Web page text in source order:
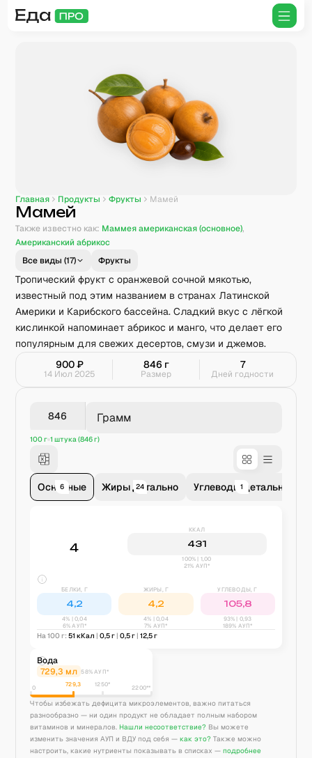
Главная Продукты Фрукты Мамей
Мамей
Также известно как: Маммея американская (основное),
Американский абрикос
Все виды (17) Фрукты
Тропический фрукт с оранжевой сочной мякотью,
известный под этим названием в странах Латинской
Америки и Карибского бассейна. Сладкий вкус с лёгкой
кислинкой напоминает абрикос и манго, что делает его
популярным для свежих десертов, смузи и джемов.
900₽
14 Июл 2025
846 г
Размер
7
Дней годности
Грамм
100 г 1 штука (846 г)
Основные
6 Жиры детально
24 Углеводы детально
1
4
ККАЛ
431
100% | 1,00
21% АУП*
БЕЛКИ, Г
4,2
4% |0,04
6% АУП*
ЖИРЫ, Г
4,2
4% |0,04
7% АУП*
УГЛЕВОДЫ, Г
105,8
93% | 0,93
189% АУП*
На 100 г: 51 кКал | 0,5г | 0,5г | 12,5г
Вода
729,3 мл 58% АУП*
0 729,3 1250* 2200**
Чтобы избежать дефицита микроэлементов, важно питаться
разнообразно — ни один продукт не обладает полным набором
витаминов и минералов. Нашли несоответствие? Вы можете
изменить значения АУП и ВДУ под себя — как это? Также можно
настроить, какие нутриенты показывать в списках — подробнее